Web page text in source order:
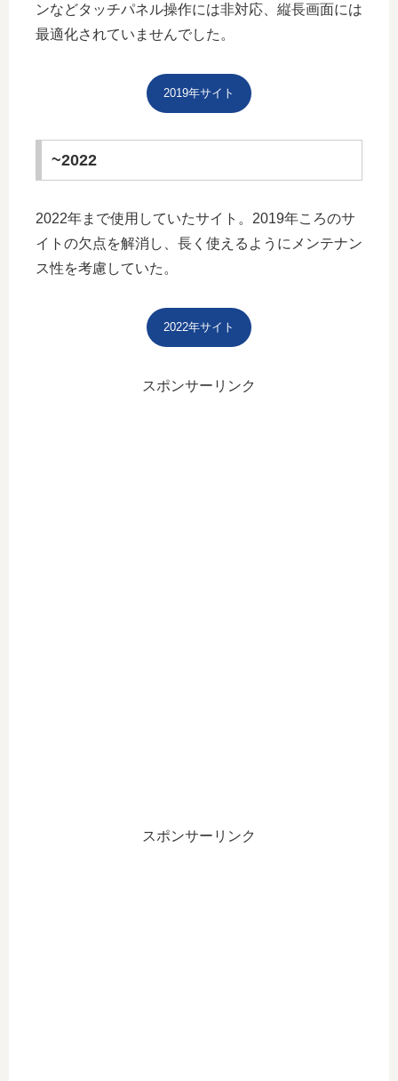
ンなどタッチパネル操作には非対応、縦長画面には
最適化されていませんでした。
2019年サイト
~2022
2022年まで使用していたサイト。2019年ころのサ
イトの欠点を解消し、長く使えるようにメンテナン
ス性を考慮していた。
2022年サイト
スポンサーリンク
スポンサーリンク